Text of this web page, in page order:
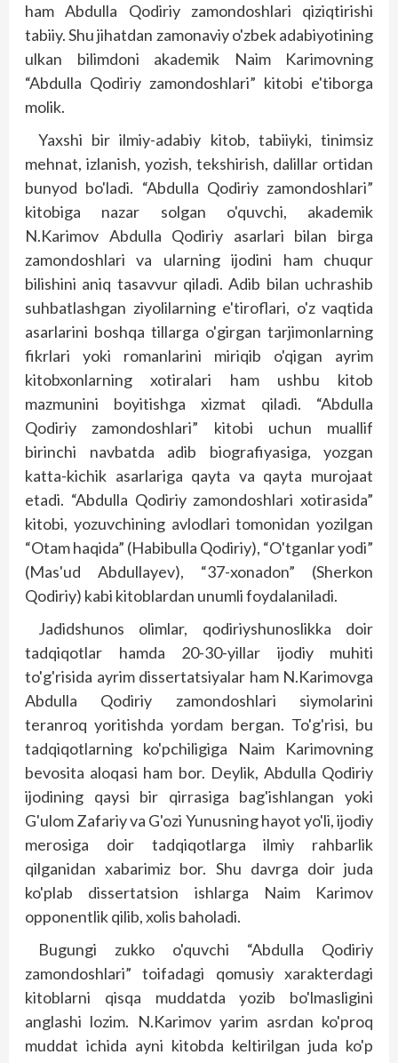
ham Abdulla Qodiriy zamondoshlari qiziqtirishi
tabiiy. Shu jihatdan zamonaviy o'zbek adabiyotining
ulkan bilimdoni akademik Naim Karimovning
“Abdulla Qodiriy zamon­doshlari” kitobi e'tiborga
molik.
Yaxshi bir ilmiy-adabiy kitob, tabiiyki, tinimsiz
mehnat, izlanish, yozish, tekshirish, dalillar ortidan
bunyod bo'ladi. “Abdulla Qodiriy zamondoshlari”
kitobiga nazar solgan o'quvchi, akademik
N.Karimov Abdulla Qodiriy asarlari bilan birga
zamondoshlari va ularning ijodini ham chuqur
bilishini aniq tasavvur qiladi. Adib bilan uchrashib
suhbatlashgan ziyolilarning e'tiroflari, o'z vaqtida
asarlarini boshqa tillarga o'girgan tarjimonlarning
fikrlari yoki romanlarini miriqib o'qigan ayrim
kitobxonlarning xotiralari ham ushbu kitob
mazmunini bo­yitishga xizmat qiladi. “Abdulla
Qodiriy zamondoshlari” kitobi uchun muallif
birinchi navbatda adib biogra­fiyasiga, yozgan
katta-kichik asarlariga qayta va qayta murojaat
etadi. “Abdulla Qodiriy zamondoshlari xotirasida”
kitobi, yozuvchining avlodlari tomonidan yozilgan
“Otam haqida” (Habibulla Qodiriy), “O'tganlar yodi”
(Mas'ud Abdullayev), “37-xonadon” (Sherkon
Qodiriy) kabi kitoblardan unumli foydalaniladi.
Jadidshunos olimlar, qodiriyshunoslikka doir
tadqiqotlar hamda 20-30-yillar ijodiy muhiti
to'g'risida ayrim dissertatsiyalar ham N.Karimovga
Abdulla Qodiriy zamondoshlari siymolarini
teranroq yoritishda yordam bergan. To'g'risi, bu
tadqiqotlarning ko'pchiligiga Naim Karimovning
bevosita aloqasi ham bor. Deylik, Abdulla Qodiriy
ijodining qaysi bir qirrasiga bag'ishlangan yoki
G'ulom Zafariy va G'ozi Yunusning hayot yo'li, ijodiy
merosiga doir tadqiqotlarga ilmiy rahbarlik
qilganidan xabarimiz bor. Shu davrga doir juda
ko'plab dissertatsion ishlarga Naim Karimov
opponentlik qilib, xolis baholadi.
Bugungi zukko o'quvchi “Abdulla Qodiriy
zamondoshlari” toifadagi qomusiy xarakterdagi
kitoblarni qisqa muddatda yozib bo'lmasligini
anglashi lozim. N.Karimov yarim asrdan ko'proq
muddat ichida ayni kitobda keltirilgan juda ko'p